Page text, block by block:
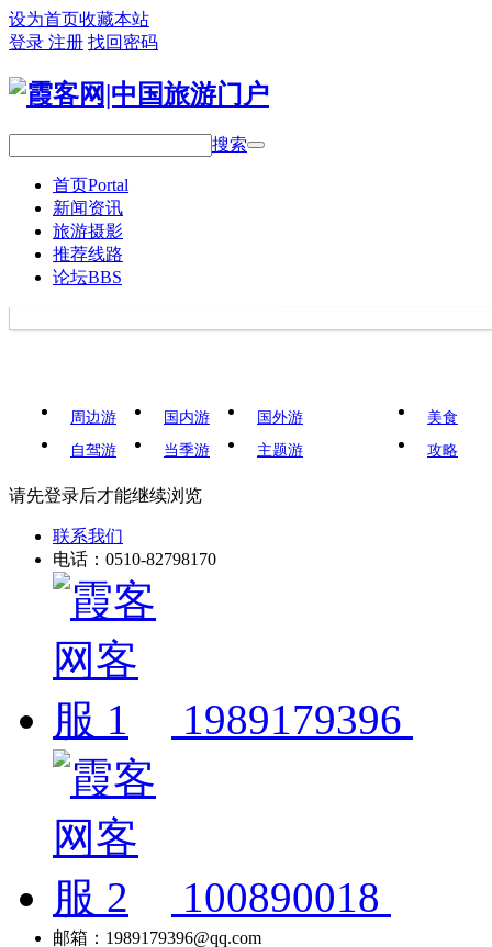
设为首页收藏本站
登录 注册 找回密码
搜索
首页Portal
新闻资讯
旅游摄影
推荐线路
论坛BBS
周边游 国内游
国外游
自驾游
当季游 主题游
美食
攻略
请先登录后才能继续浏览
联系我们
电话：0510-82798170
1989179396
100890018
邮箱：1989179396@qq.com